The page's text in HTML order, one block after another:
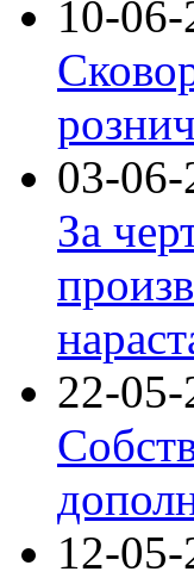
10-
03-06-
За
22-05-
12-